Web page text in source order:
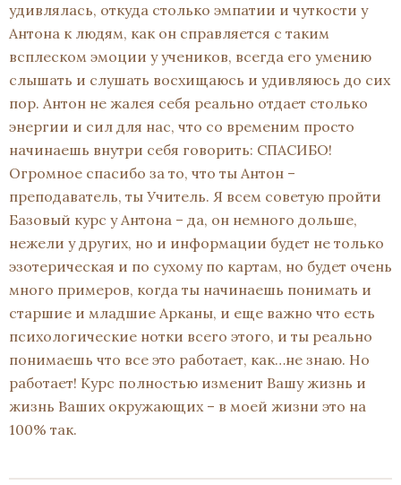
удивлялась, откуда столько эмпатии и чуткости у
Антона к людям, как он справляется с таким
всплеском эмоции у учеников, всегда его умению
слышать и слушать восхищаюсь и удивляюсь до сих
пор. Антон не жалея себя реально отдает столько
энергии и сил для нас, что со временим просто
начинаешь внутри себя говорить: СПАСИБО!
Огромное спасибо за то, что ты Антон –
преподаватель, ты Учитель. Я всем советую пройти
Базовый курс у Антона – да, он немного дольше,
нежели у других, но и информации будет не только
эзотерическая и по сухому по картам, но будет очень
много примеров, когда ты начинаешь понимать и
старшие и младшие Арканы, и еще важно что есть
психологические нотки всего этого, и ты реально
понимаешь что все это работает, как…не знаю. Но
работает! Курс полностью изменит Вашу жизнь и
жизнь Ваших окружающих – в моей жизни это на
100% так.